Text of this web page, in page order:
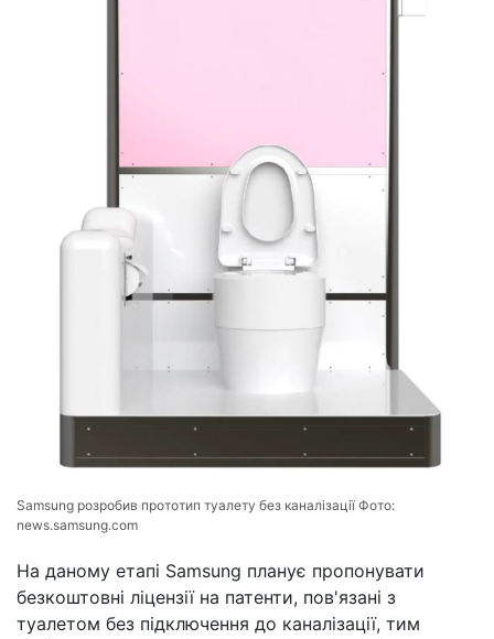
Samsung розробив прототип туалету без каналізації Фото:
news.samsung.com
На даному етапі Samsung планує пропонувати
безкоштовні ліцензії на патенти, пов'язані з
туалетом без підключення до каналізації, тим